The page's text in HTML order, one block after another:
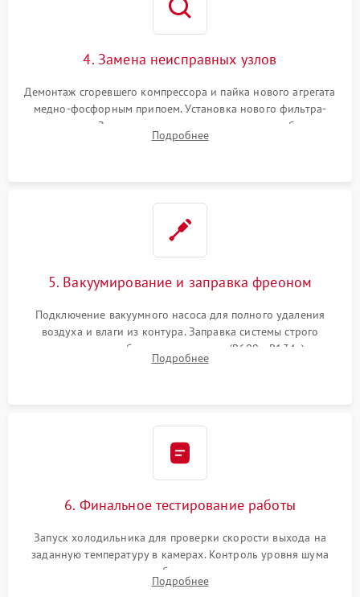
4. Замена неисправных узлов
Демонтаж сгоревшего компрессора и пайка нового агрегата
медно-фосфорным припоем. Установка нового фильтра-
осушителя. Замена изношенных вентиляторов обдува,
сломанных заслонок или поврежденных дверных петель.
Подробнее
5. Вакуумирование и заправка фреоном
Подключение вакуумного насоса для полного удаления
воздуха и влаги из контура. Заправка системы строго
дозированным объемом хладагента (R600a, R134a) по
электронным весам. Контроль рабочего давления в системе.
Подробнее
6. Финальное тестирование работы
Запуск холодильника для проверки скорости выхода на
заданную температуру в камерах. Контроль уровня шума
компрессора, отсутствия обмерзания стенок и корректного
срабатывания системы автоматической оттайки.
Подробнее